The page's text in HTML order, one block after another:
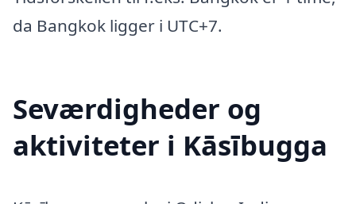
da Bangkok ligger i UTC+7.
Seværdigheder og
aktiviteter i Kāsībugga